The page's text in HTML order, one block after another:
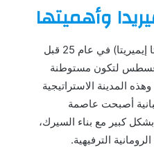
وأهميتها
تأسست مدينة ميريدا (أوغوستا إيميريتا) في عام 25 قبل
أوغسطس لتكون مستوطنة
المدينة الاستراتيجية
أصبحت عاصمة
كبير مع بناء السيرك،
الترفيهية.